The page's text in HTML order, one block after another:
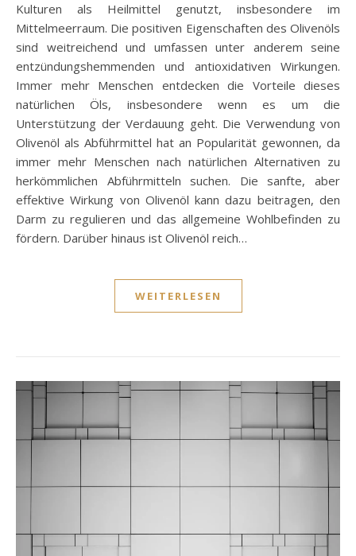
Kulturen als Heilmittel genutzt, insbesondere im
Mittelmeerraum. Die positiven Eigenschaften des Olivenöls
sind weitreichend und umfassen unter anderem seine
entzündungshemmenden und antioxidativen Wirkungen.
Immer mehr Menschen entdecken die Vorteile dieses
natürlichen Öls, insbesondere wenn es um die
Unterstützung der Verdauung geht. Die Verwendung von
Olivenöl als Abführmittel hat an Popularität gewonnen, da
immer mehr Menschen nach natürlichen Alternativen zu
herkömmlichen Abführmitteln suchen. Die sanfte, aber
effektive Wirkung von Olivenöl kann dazu beitragen, den
Darm zu regulieren und das allgemeine Wohlbefinden zu
fördern. Darüber hinaus ist Olivenöl reich…
WEITERLESEN